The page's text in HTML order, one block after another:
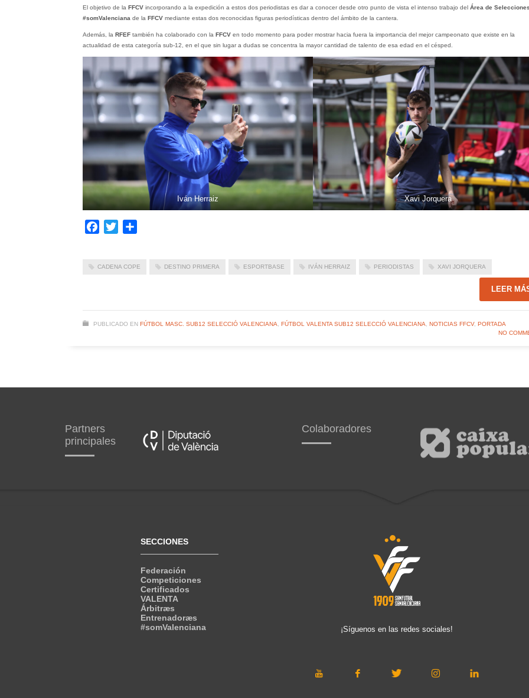
El objetivo de la FFCVincorporando a la expedición a estos dos periodistas es dar a conocer desde otro punto de vista el intenso trabajo delÁrea de
#somValenciana de la FFCVmediante estas dos reconocidas figuras periodísticas dentro del ámbito de la cantera.
Además, la RFEFtambién ha colaborado con la FFCVen todo momento para poder mostrar hacia fuera la importancia del mejor campeonato que existe en la
actualidad de esta categoría sub-12, en el que sin lugar a dudas se concentra la mayor cantidad de talento de esa edad en el césped.
Iván Herraiz Xavi Jorquera
Facebook
Twitter
CADENA COPE DESTINO PRIMERA ESPORTBASE IVÁN HERRAIZ PERIODISTAS XAVI JORQUERA
LEER
PUBLICADO EN FÚTBOL MASC. SUB12 SELECCIÓ VALENCIANA FÚTBOL VALENTA SUB12 SELECCIÓ VALENCIANA NOTICIAS FFCV, PORTADA
NO
Partners
principales
Colaboradores
SECCIONES
Federación
Competiciones
Certificados
VALENTA
Árbitræs
Entrenadoræs
#somValenciana
¡Síguenos en las redes sociales!